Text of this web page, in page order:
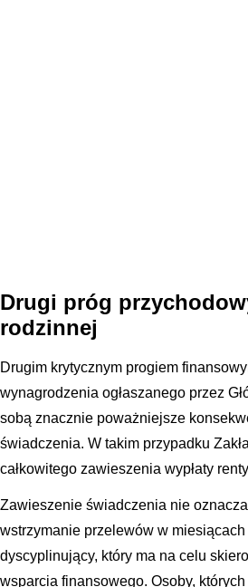
Drugi próg
rodzinnej
Drugim krytycznym progiem
wynagrodzenia ogłaszanego przez
sobą znacznie poważniejsze
świadczenia. W takim przypadku
całkowitego zawieszenia wypłaty
Zawieszenie świadczenia nie
wstrzymanie przelewów w
dyscyplinujący, który ma na celu
wsparcia finansowego. Osoby,